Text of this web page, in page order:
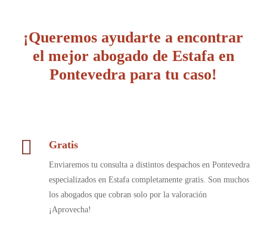
¡Queremos ayudarte a encontrar
el mejor abogado de Estafa en
Pontevedra para tu caso!
Gratis
Enviaremos tu consulta a distintos despachos en Pontevedra
especializados en Estafa completamente gratis. Son muchos
los abogados que cobran solo por la valoración
¡Aprovecha!